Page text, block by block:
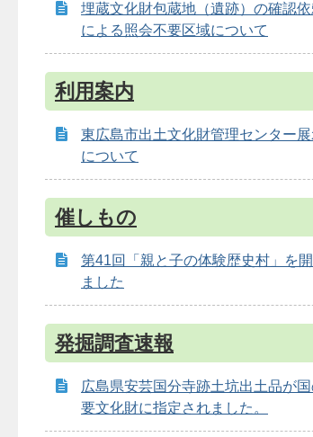
埋蔵文化財包蔵地（遺跡）の確認
による照会不要区域について
利用案内
東広島市出土文化財管理センター
について
催しもの
第41回「親と子の体験歴史村」を
ました
発掘調査速報
広島県安芸国分寺跡土坑出土品が
要文化財に指定されました。